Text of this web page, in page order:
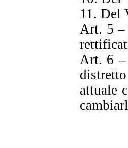
11. Del
Art. 5 –
Art. 6 –
attuale